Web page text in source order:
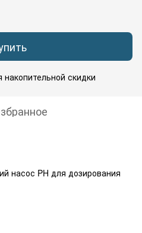
скидки
насос PH для дозирования